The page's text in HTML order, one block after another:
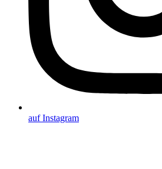
auf Instagram